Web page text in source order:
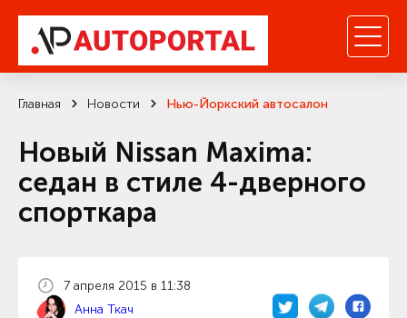
Главная Новости Нью-Йоркский автосалон
Новый Nissan Maxima:
седан в стиле 4-дверного
спорткара
7 апреля 2015 в 11:38
Анна Ткач